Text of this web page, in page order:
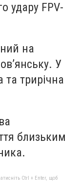
удару FPV-
на
У
трирічна
близьким
Ctrl + Enter, щоб